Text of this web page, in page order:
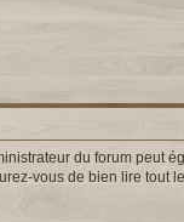
du forum peut
vous de bien lire tout